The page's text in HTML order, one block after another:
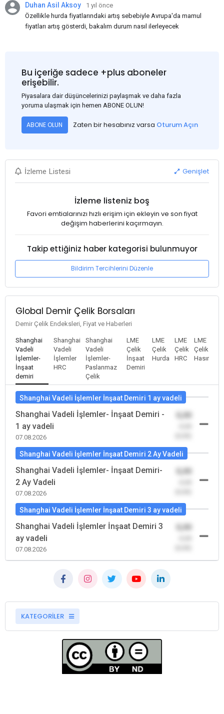
Duhan Asil Aksoy
1 yıl önce
Özellikle hurda fiyatlarındaki artış sebebiyle Avrupa'da mamul
fiyatları artış gösterdi, bakalım durum nasıl ilerleyecek
Bu içeriğe sadece +plus aboneler
erişebilir.
Piyasalara dair düşüncelerinizi paylaşmak ve daha fazla
yoruma ulaşmak için hemen ABONE OLUN!
ABONE OLUN Zaten bir hesabınız varsa Oturum Açın
İzleme Listesi Genişlet
İzleme listeniz boş
Favori emtialarınızı hızlı erişim için ekleyin ve son fiyat
değişim haberlerini kaçırmayın.
Takip ettiğiniz haber kategorisi bulunmuyor
Bildirim Tercihlerini Düzenle
Global Demir Çelik Borsaları
Demir Çelik Endeksleri, Fiyat ve Haberleri
Shanghai
Vadeli
İşlemler-
İnşaat
demiri
Shanghai
Vadeli
İşlemler
HRC
Shanghai
Vadeli
İşlemler-
Paslanmaz
Çelik
LME
Çelik
İnşaat
Demiri
LME
Çelik
Hurda
LME
Çelik
HRC
LME
Çelik
Hasır
Shanghai Vadeli İşlemler İnşaat Demiri 1 ay vadeli
Shanghai Vadeli İşlemler- İnşaat Demiri -
1 ay vadeli
07.08.2026
Shanghai Vadeli İşlemler İnşaat Demiri 2 Ay Vadeli
Shanghai Vadeli İşlemler- İnşaat Demiri-
2 Ay Vadeli
07.08.2026
Shanghai Vadeli İşlemler İnşaat Demiri 3 ay vadeli
Shanghai Vadeli İşlemler İnşaat Demiri 3
ay vadeli
07.08.2026
KATEGORİLER